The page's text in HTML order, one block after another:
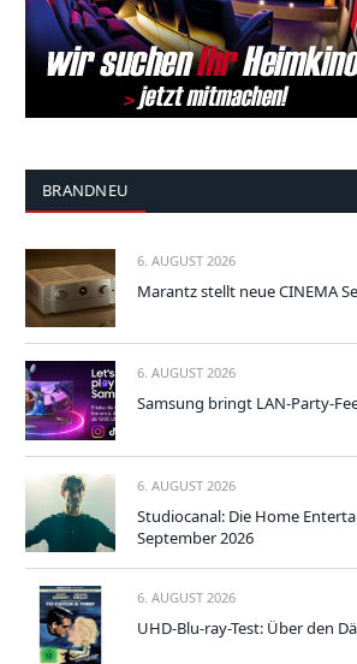
BRANDNEU
6. AUGUST 2026
Marantz stellt neue CINEMA
6. AUGUST 2026
Samsung bringt LAN-Party-
6. AUGUST 2026
Studiocanal: Die Home
September 2026
6. AUGUST 2026
UHD-Blu-ray-Test: Über den